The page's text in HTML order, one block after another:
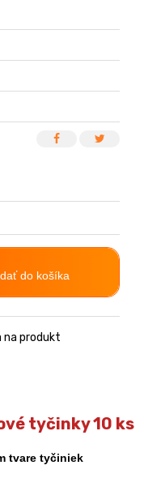
do košíka
na produkt
tyčinky 10 ks
tvare tyčiniek